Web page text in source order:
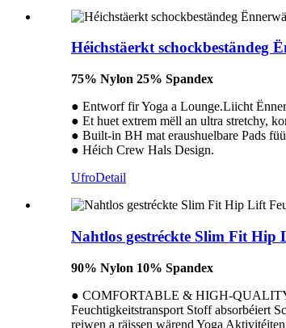
Héichstäerkt schockbeständeg
75% Nylon 25% Spandex
● Entworf fir Yoga a Lounge.Liicht
● Et huet extrem mëll an ultra stretchy,
● Built-in BH mat eraushuelbare Pads
● Héich Crew Hals Design.
UfroDetail
Nahtlos gestréckte Slim Fit Hip
90% Nylon 10% Spandex
● COMFORTABLE & HIGH-QUALITY
Feuchtigkeitstransport Stoff absorbéiert
reiwen a räissen wärend Yoga